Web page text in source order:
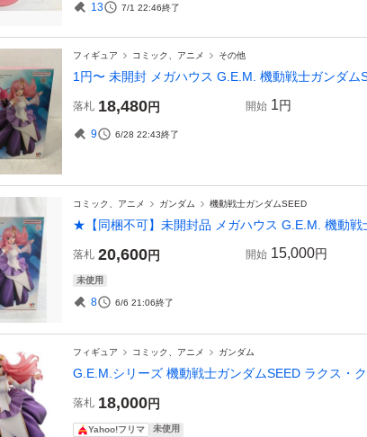
13 7/1 22:46終了
フィギュア コミック、アニメ その他
1円〜 未開封 メガハウス G.E.M. 機動戦士ガンダ
落札 18,480円 開始 1円
9 6/28 22:43終了
コミック、アニメ ガンダム 機動戦士ガンダムSEED
★【同梱不可】未開封品 メガハウス G.E.M. 機動
落札 20,600円 開始 15,000円
未使用
8 6/6 21:06終了
フィギュア コミック、アニメ ガンダム
G.E.M.シリーズ 機動戦士ガンダムSEED ラクス・
落札 18,000円
Yahoo!フリマ 未使用